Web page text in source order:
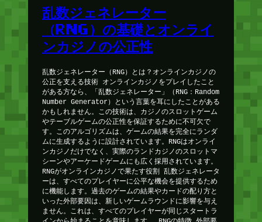
乱数ジェネレーター
（RNG）の基礎とオンライ
ンカジノの公正性
乱数ジェネレーター（RNG）とは？オンラインカジノの
公正を支える技術 オンラインカジノをプレイしたこと
がある方なら、「乱数ジェネレーター」（RNG：Random
Number Generator）という言葉を耳にしたことがある
かもしれません。この技術は、カジノのスロットゲーム
やテーブルゲームの公正性を保証するために不可欠で
す。このアルゴリズムは、ゲームの結果を完全にランダ
ムに生成するように設計されています。RNGはオンライ
ンカジノだけでなく、実際のランドカジノのスロットマ
シーンやアーケードゲームにも広く採用されています。
RNGがオンラインカジノで果たす役割 乱数ジェネレータ
ーは、すべてのプレイヤーに公平な機会を提供するため
に機能します。過去のゲームの結果やカードの配り方と
いった外部要因は、新しいゲームラウンドに影響を与え
ません。これは、すべてのプレイヤーが同じスタートラ